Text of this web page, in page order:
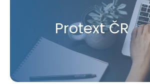
Protext ČR